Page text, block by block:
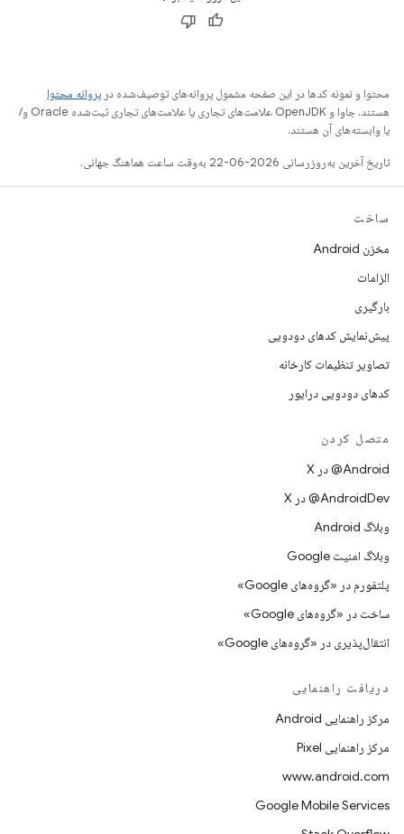
محتوا و نمونه کدها در این صفحه مشمول پروانه‌های توصیف‌شده در پروانه محتوا
هستند. جاوا و OpenJDK علامت‌های تجاری یا علامت‌های تجاری ثبت‌شده Oracle و/
یا وابسته‌های آن هستند.
تاریخ آخرین به‌روزرسانی 2026-06-22 به‌وقت ساعت هماهنگ جهانی.
ساخت
مخزن Android
الزامات
بارگیری
پیش‌نمایش کدهای دودویی
تصاویر تنظیمات کارخانه
کدهای دودویی درایور
متصل کردن
‫‎@Android در X
‫‎@AndroidDev در X
وبلاگ Android
وبلاگ امنیت Google
پلتفورم در «گروه‌های Google»
ساخت در «گروه‌های Google»
انتقال‌پذیری در «گروه‌های Google»
دریافت راهنمایی
مرکز راهنمایی Android
مرکز راهنمایی Pixel
www.android.com
Google Mobile Services